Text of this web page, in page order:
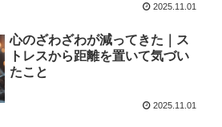
2025.11.01
心のざわざわが減ってきた｜ス
トレスから距離を置いて気づい
たこと
2025.11.01